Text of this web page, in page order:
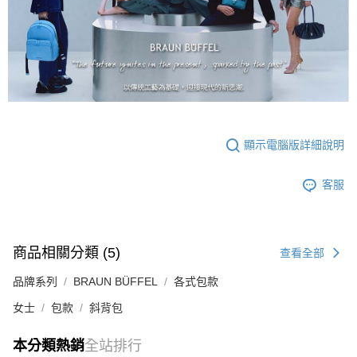
顯示電腦版詳細說明
客服
商品相關分類 (5) 查看全部
品牌系列 BRAUN BÜFFEL 各式包款
女士 包款 斜背包
本分類熱銷全站排行